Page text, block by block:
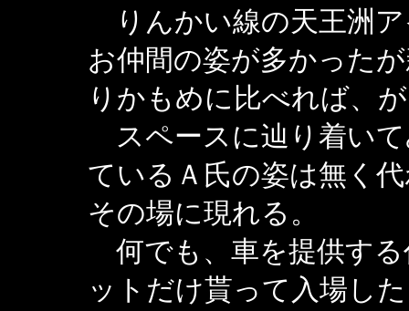
りんかい線の天王洲
お仲間の姿が多かった
りかもめに比べれば、
スペースに辿り着い
ているＡ氏の姿は無く
その場に現れる。
何でも、車を提供す
ットだけ貰って入場し